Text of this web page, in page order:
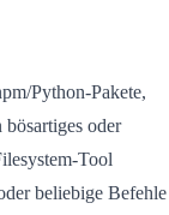
Python-Pakete,
oder
Tool
beliebige Befehle